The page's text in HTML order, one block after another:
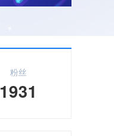
粉丝
1931